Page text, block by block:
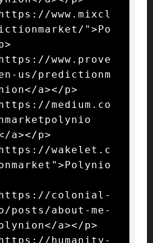
www.mixcl
">Po
www.prove
us/predictionm
a></p>
medium.co
a></p>
wakelet.c
colonial-
posts/about-me-
a></p>
humanity-